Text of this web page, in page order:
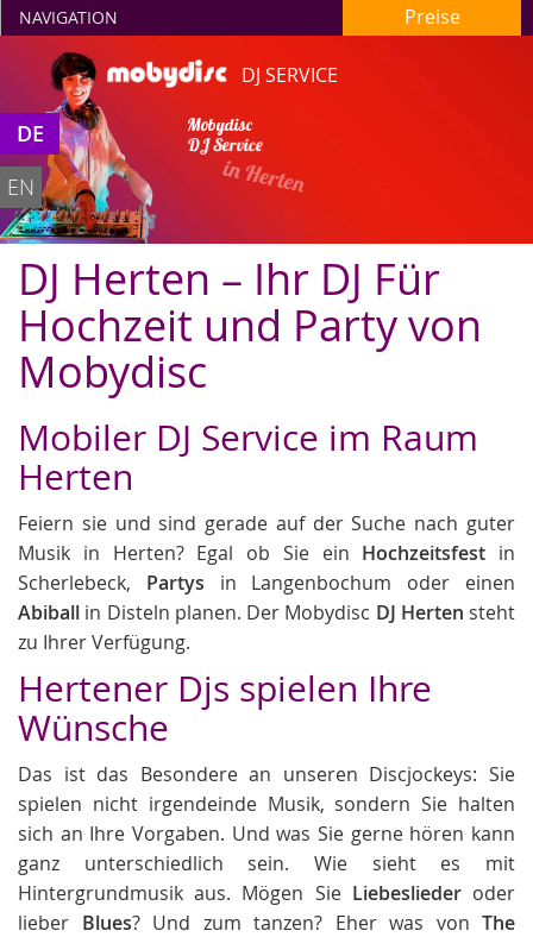
DJ SERVICE
Mobydisc
DJ Service
in Herten
NAVIGATION Preise
DE
EN
DJ Herten – Ihr DJ Für
Hochzeit und Party von
Mobydisc
Mobiler DJ Service im Raum
Herten
Feiern sie und sind gerade auf der Suche nach guter
Musik in Herten? Egal ob Sie ein Hochzeitsfest in
Scherlebeck, Partys in Langenbochum oder einen
Abiball in Disteln planen. Der Mobydisc DJ Herten steht
zu Ihrer Verfügung.
Hertener Djs spielen Ihre
Wünsche
Das ist das Besondere an unseren Discjockeys: Sie
spielen nicht irgendeinde Musik, sondern Sie halten
sich an Ihre Vorgaben. Und was Sie gerne hören kann
ganz unterschiedlich sein. Wie sieht es mit
Hintergrundmusik aus. Mögen Sie Liebesliederoder
lieber Blues? Und zum tanzen? Eher was von The